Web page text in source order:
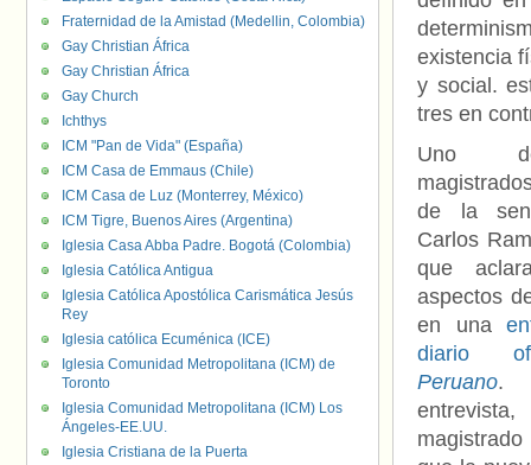
existencia
y social.
tres en
Uno
de la
Carlos
que
aspectos
en una
diario
Peruano.
Fraternidad de la Amistad (Medellin, Colombia)
Gay Christian África
Gay Christian África
Gay Church
Ichthys
ICM "Pan de Vida" (España)
ICM Casa de Emmaus (Chile)
ICM Casa de Luz (Monterrey, México)
ICM Tigre, Buenos Aires (Argentina)
Iglesia Casa Abba Padre. Bogotá (Colombia)
Iglesia Católica Antigua
Iglesia Católica Apostólica Carismática Jesús
Rey
Iglesia católica Ecuménica (ICE)
Iglesia Comunidad Metropolitana (ICM) de
Toronto
Iglesia Comunidad Metropolitana (ICM) Los
Ángeles-EE.UU.
Iglesia Cristiana de la Puerta